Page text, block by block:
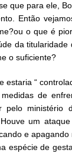
que para ele,
Então
o que é
da
o suficiente?
“
de
pelo ministério
um
e
espécie de